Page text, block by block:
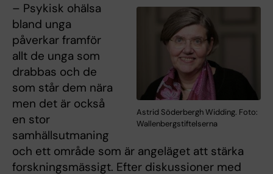
Astrid Söderbergh Widding. Foto:
Wallenbergstiftelserna
– Psykisk ohälsa
bland unga
påverkar framför
allt de unga som
drabbas och de
som står dem nära
men det är också
en stor
samhällsutmaning
och ett område som är angeläget att stärka
forskningsmässigt. Efter diskussioner med